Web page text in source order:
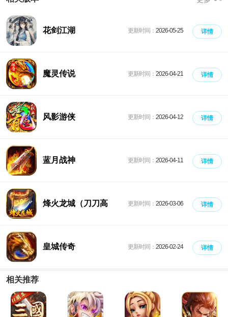
花剑江湖 更新时间： 2026-05-25 详情
魔灵传说 更新时间： 2026-04-21 详情
风影游侠 更新时间： 2026-04-12 详情
蓝月战神 更新时间： 2026-04-11 详情
烽火龙城（刀刀高 更新时间： 2026-03-06 详情
皇城传奇 更新时间： 2026-02-24 详情
相关推荐